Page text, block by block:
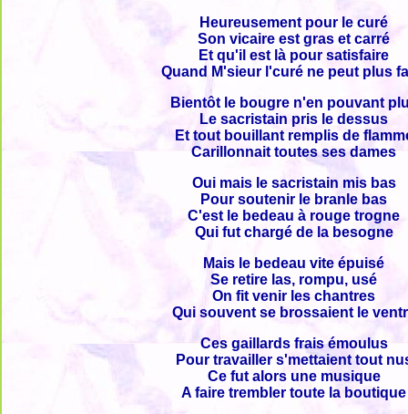
Heureusement pour le curé
Son vicaire est gras et carré
Et qu'il est là pour satisfaire
Quand M'sieur l'curé ne peut plus
Bientôt le bougre n'en pouvant
Le sacristain pris le dessus
Et tout bouillant remplis de
Carillonnait toutes ses dames
Oui mais le sacristain mis bas
Pour soutenir le branle bas
C'est le bedeau à rouge trogne
Qui fut chargé de la besogne
Mais le bedeau vite épuisé
Se retire las, rompu, usé
On fit venir les chantres
Qui souvent se brossaient le
Ces gaillards frais émoulus
Pour travailler s'mettaient tout
Ce fut alors une musique
A faire trembler toute la boutique